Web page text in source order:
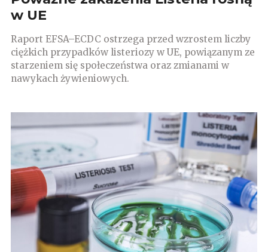
w UE
Raport EFSA–ECDC ostrzega przed wzrostem liczby
ciężkich przypadków listeriozy w UE, powiązanym ze
starzeniem się społeczeństwa oraz zmianami w
nawykach żywieniowych.